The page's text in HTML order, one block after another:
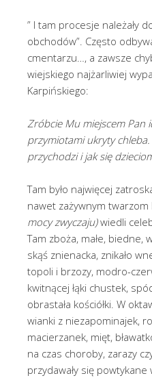
” I tam procesje należały
obchodów”. Często
cmentarzu…, a zawsze
wiejskiego najżarliwiej
Karpińskiego:
Zróbcie Mu miejscem Pan
przymiotami ukryty
przychodzi i jak się
Tam było najwięcej
nawet zażywnym
mocy zwyczaju)wiedli
Tam zboża, małe, biedne,
skąś znienacka, znikało
topoli i brzozy, modro-
kwitnącej łąki chustek,
obrastała kościółki. W
wianki z niezapominajek,
macierzanek, mięt,
na czas choroby, zarazy
przydawały się powtykane